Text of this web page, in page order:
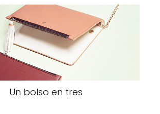
Un bolso en tres